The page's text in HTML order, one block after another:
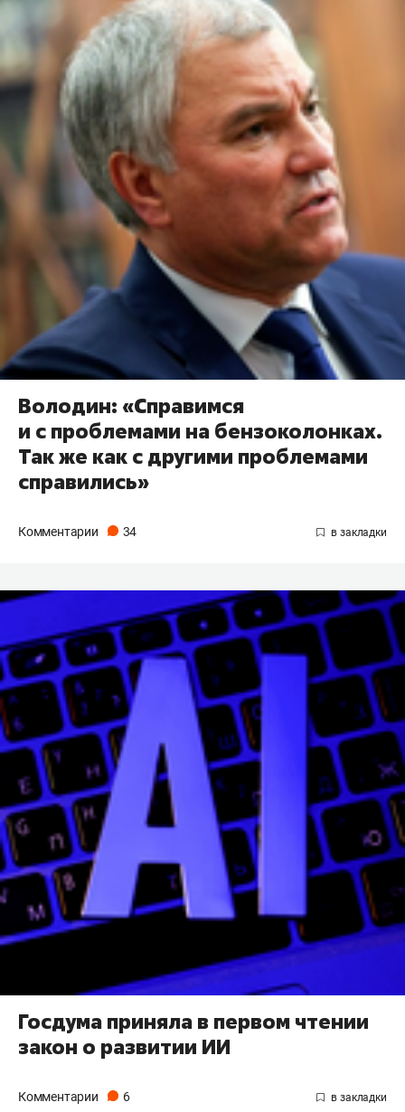
Володин: «Справимся
и с проблемами на бензоколонках.
Так же как с другими проблемами
справились»
Комментарии 34
Госдума приняла в первом чтении
закон о развитии ИИ
Комментарии 6